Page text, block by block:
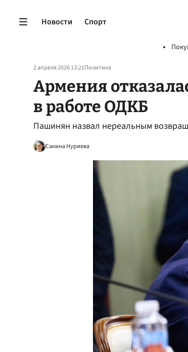
Новости Спорт
2 апреля 2026 13:21Политика
Армения
в работе ОДКБ
Пашинян назвал нереальным
Сакина Нуриева